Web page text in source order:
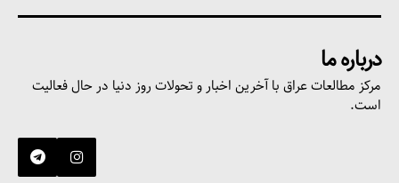
درباره ما
مرکز مطالعات عراق با آخرین اخبار و تحولات روز دنیا در حال فعالیت
است.